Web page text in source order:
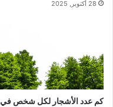
28 أكتوبر, 2025
كم عدد الأشجار لكل شخص في